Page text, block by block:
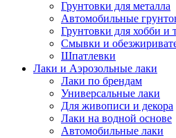
Грунтовки для металла
Автомобильные
Грунтовки для хобби и
Смывки и
Шпатлевки
Лаки и Аэрозольные лаки
Лаки по брендам
Универсальные лаки
Для живописи и декора
Лаки на водной основе
Автомобильные лаки